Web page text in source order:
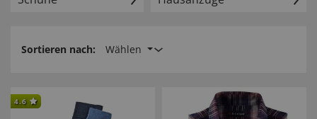
Sortieren nach: Wählen
4.6